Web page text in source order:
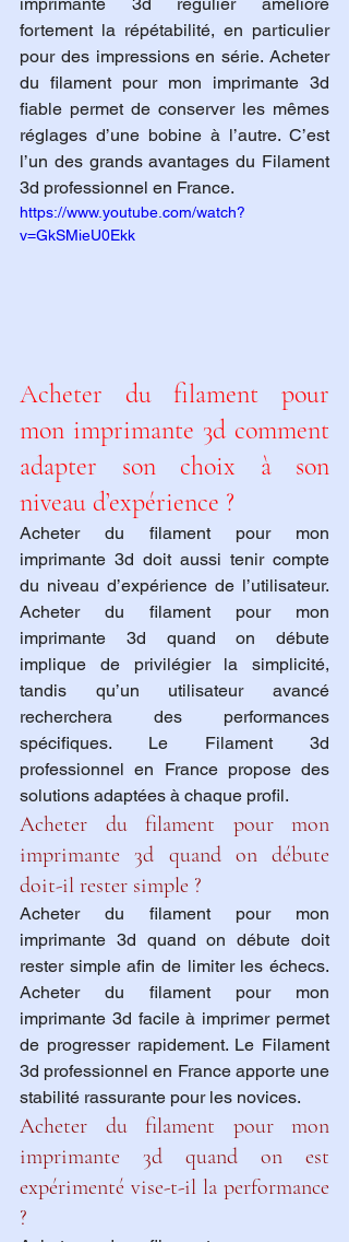
imprimante 3d régulier améliore
fortement la répétabilité, en particulier
pour des impressions en série. Acheter
du filament pour mon imprimante 3d
fiable permet de conserver les mêmes
réglages d’une bobine à l’autre. C’est
l’un des grands avantages du Filament
3d professionnel en France.
https://www.youtube.com/watch?
v=GkSMieU0Ekk
Acheter du filament pour
mon imprimante 3d comment
adapter son choix à son
niveau d’expérience ?
Acheter du filament pour mon
imprimante 3d doit aussi tenir compte
du niveau d’expérience de l’utilisateur.
Acheter du filament pour mon
imprimante 3d quand on débute
implique de privilégier la simplicité,
tandis qu’un utilisateur avancé
recherchera des performances
spécifiques. Le Filament 3d
professionnel en France propose des
solutions adaptées à chaque profil.
Acheter du filament pour mon
imprimante 3d quand on débute
doit-il rester simple ?
Acheter du filament pour mon
imprimante 3d quand on débute doit
rester simple afin de limiter les échecs.
Acheter du filament pour mon
imprimante 3d facile à imprimer permet
de progresser rapidement. Le Filament
3d professionnel en France apporte une
stabilité rassurante pour les novices.
Acheter du filament pour mon
imprimante 3d quand on est
expérimenté vise-t-il la performance
?